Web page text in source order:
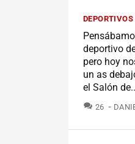
DEPORTIVOS
deportivo
pero hoy
un as
el Salón
26